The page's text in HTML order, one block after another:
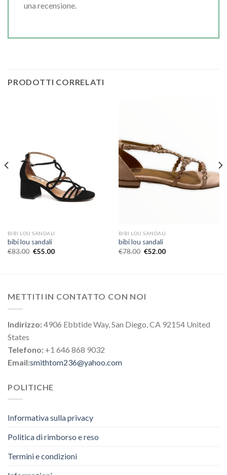
una recensione.
PRODOTTI CORRELATI
BIBI LOU SANDALI
bibi lou sandali
€83.00 €55.00
BIBI LOU SANDALI
bibi lou sandali
€78.00 €52.00
METTITI IN CONTATTO CON NOI
Indirizzo:4906 Ebbtide Way, San Diego, CA 92154 United
States
Telefono: +1 646 868 9032
Email:smithtom236@yahoo.com
POLITICHE
Informativa sulla privacy
Politica di rimborso e reso
Termini e condizioni